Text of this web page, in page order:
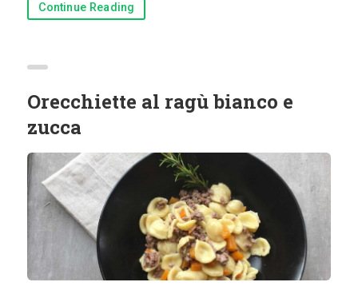
Continue Reading
Orecchiette al ragù bianco e
zucca